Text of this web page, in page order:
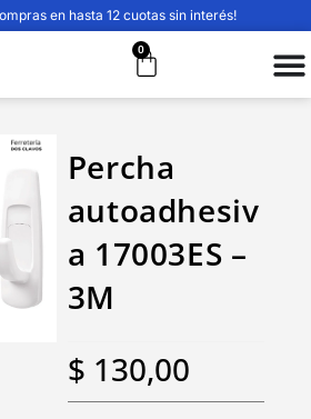
en hasta 12 cuotas sin interés!
0
Percha
autoadhesiv
a 17003ES –
3M
$ 130,00